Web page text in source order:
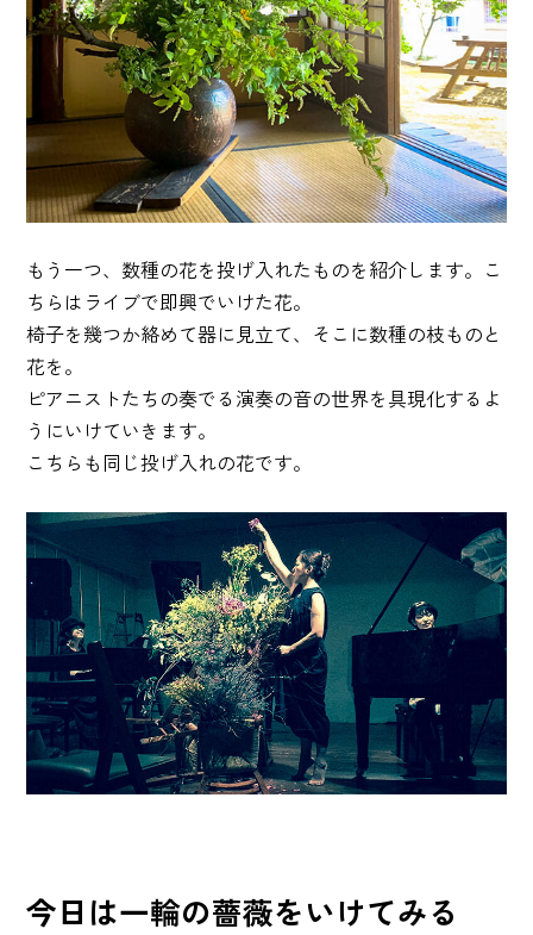
もう一つ、数種の花を投げ入れたものを紹介します。こ
ちらはライブで即興でいけた花。
椅子を幾つか絡めて器に見立て、そこに数種の枝ものと
花を。
ピアニストたちの奏でる演奏の音の世界を具現化するよ
うにいけていきます。
こちらも同じ投げ入れの花です。
今日は一輪の薔薇をいけてみる